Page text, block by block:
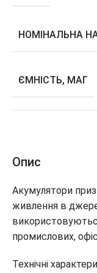
Опис
Акумулятори
живлення в
промислових,
Технічні
НОМІНАЛЬНА
ЄМНІСТЬ, МАГ